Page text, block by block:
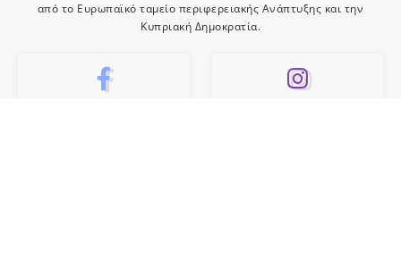
από το Ευρωπαϊκό ταμείο περιφερειακής Ανάπτυξης και την
Κυπριακή Δημοκρατία.